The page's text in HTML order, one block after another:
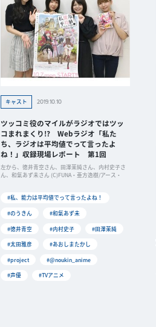
キャスト 2019.10.10
ツッコミ役のマイルがラジオではツッ
コまれまくり!? Webラジオ「私た
ち、ラジオは平均値でって言ったよ
ね！」収録現場レポート 第1回
左から、徳井青空さん、田澤茉純さん、内村史子さ
ん、和氣あず未さん (C)FUNA・亜方逸樹/アース・
#私、能力は平均値でって言ったよね！
#のうきん
#和氣あず未
#徳井青空
#内村史子
#田澤茉純
#太田雅彦
#あおしまたかし
#project
#@noukin_anime
#声優
#TVアニメ